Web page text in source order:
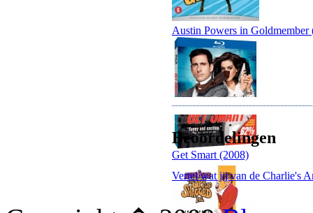
Austin Powers in Goldmember
Get Smart (2008)
Beoordelingen
Vertel wat jij van de Charlie's